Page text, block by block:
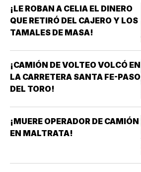
¡LE ROBAN A CELIA EL DINERO
QUE RETIRÓ DEL CAJERO Y LOS
TAMALES DE MASA!
¡CAMIÓN DE VOLTEO VOLCÓ EN
LA CARRETERA SANTA FE-PASO
DEL TORO!
¡MUERE OPERADOR DE CAMIÓN
EN MALTRATA!